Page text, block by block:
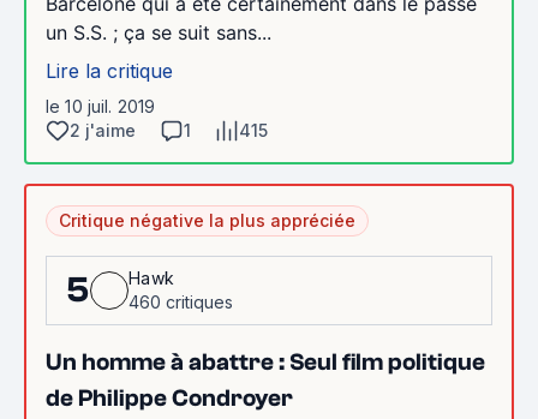
un S.S. ; ça se suit sans...
Lire la critique
le 10 juil. 2019
2 j'aime
1 415
Critique négative la plus appréciée
5
Hawk
460 critiques
Un homme à abattre : Seul film politique
de Philippe Condroyer